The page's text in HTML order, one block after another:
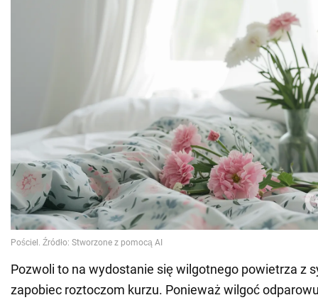
Pozwoli to na wydostanie się wilgotnego powietrza z
zapobiec roztoczom kurzu. Ponieważ wilgoć